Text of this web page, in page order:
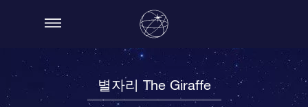
별자리 The Giraffe